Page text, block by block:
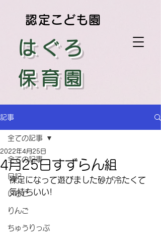
はぐろ
保育園
認定こども園
記事
全ての記事
日記
いちご
りんご
ちゅうりっぷ
全ての記事
4月25日すずらん組
2022年4月25日
裸足になって遊びました砂が冷たくて
気持ちいい!